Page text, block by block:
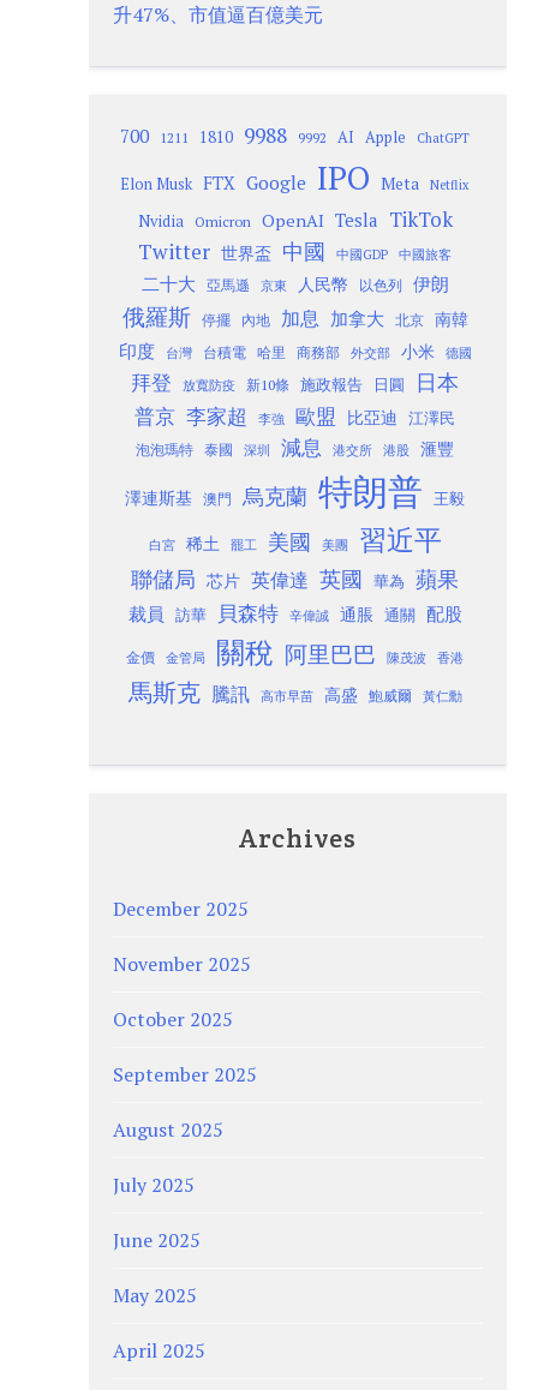
升47%、市值逼百億美元
700 1211 1810 9988 9992 AI Apple ChatGPT
Elon Musk FTX Google IPO Meta Netflix
Nvidia Omicron OpenAI Tesla TikTok
Twitter 世界盃 中國 中國GDP 中國旅客
二十大 亞馬遜 京東 人民幣 以色列 伊朗
俄羅斯 停擺 內地 加息 加拿大 北京
南韓
印度
台灣 台積電 哈里 商務部 外交部 小米 德國
拜登 放寬防疫 新10條 施政報告 日圓 日本
普京 李家超 李強 歐盟 比亞迪 江澤民
泡泡瑪特 泰國 深圳 減息 港交所 港股 滙豐
澤連斯基 澳門 烏克蘭 特朗普 王毅
白宮 稀土 罷工 美國 美團 習近平
聯儲局 芯片 英偉達 英國 華為 蘋果
裁員 訪華 貝森特 辛偉誠 通脹 通關 配股
金價 金管局 關稅 阿里巴巴 陳茂波 香港
馬斯克 騰訊 高市早苗 高盛 鮑威爾 黃仁勳
Archives
December 2025
November 2025
October 2025
September 2025
August 2025
July 2025
June 2025
May 2025
April 2025